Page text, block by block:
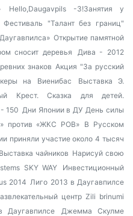
Hello,Daugavpils -3!Занятия у
Фестиваль "Талант без границ"
Открытие памятной
сносит деревья
Дива - 2012
знаков Акция "За русский
на Виенибас
Выставка Э.
Крест. Сказка для детей.
150 Дни Японии в ДУ День силы
против «ЖКС РОВ»
В Русском
приняли участие около 4 тысяч
Выставка чайников Нарисуй свою
SKY WAY
Инвестиционный
2014 Лиго 2013 в Даугавпилсе
центр Zili brinumi
Даугавпилсе
Джемма Скулме